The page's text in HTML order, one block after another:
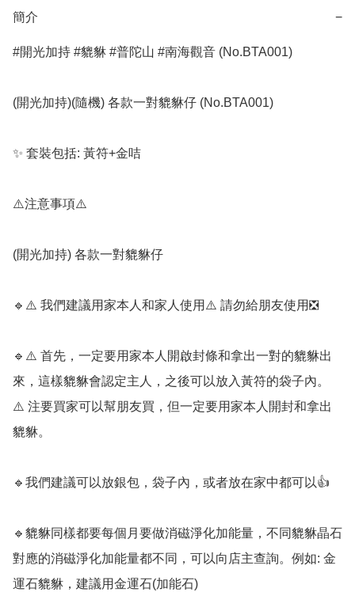
簡介 −
#開光加持 #貔貅 #普陀山 #南海觀音 (No.BTA001)
(開光加持)(隨機) 各款一對貔貅仔 (No.BTA001)
✨️ 套裝包括: 黃符+金咭
⚠️注意事項⚠️
(開光加持) 各款一對貔貅仔
🔹️⚠️ 我們建議用家本人和家人使用⚠️ 請勿給朋友使用❎️
🔹️⚠️ 首先，一定要用家本人開啟封條和拿出一對的貔貅出
來，這樣貔貅會認定主人，之後可以放入黃符的袋子內。
⚠️ 注要買家可以幫朋友買，但一定要用家本人開封和拿出
貔貅。
🔹️我們建議可以放銀包，袋子內，或者放在家中都可以👍
🔹️貔貅同樣都要每個月要做消磁淨化加能量，不同貔貅晶石
對應的消磁淨化加能量都不同，可以向店主查詢。例如: 金
運石貔貅，建議用金運石(加能石)